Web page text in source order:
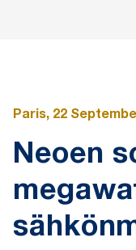
Paris, 22
Neoen